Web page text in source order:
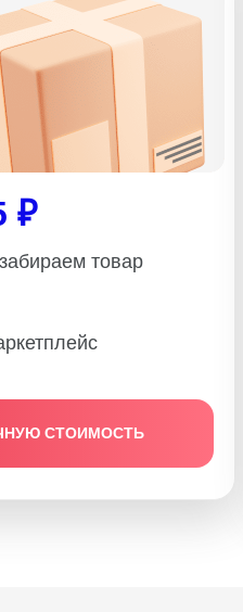
₽
товар
СТОИМОСТЬ